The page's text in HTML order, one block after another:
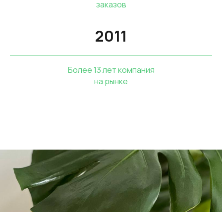
заказов
2011
Более 13 лет компания
на рынке